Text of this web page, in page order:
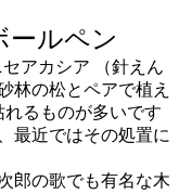
ールペン
アカシア （針えん
林の松とペアで植え
るものが多いです
最近ではその処置に
郎の歌でも有名な木